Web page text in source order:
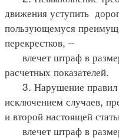
движения уступить
пользующемуся
перекрестков, –
влечет штраф в
расчетных показателей.
3. Нарушение правил
исключением случаев,
и второй настоящей
влечет штраф в